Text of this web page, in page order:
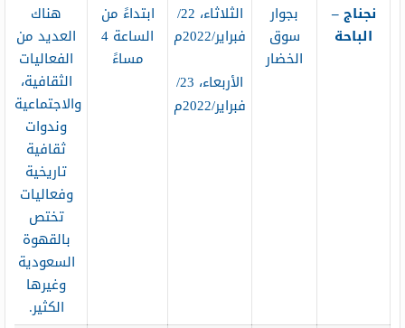
نجناج –
الباحة
بجوار
سوق
الخضار
الثلاثاء، 22/
فبراير/2022م
الأربعاء، 23/
فبراير/2022م
ابتداءً من
الساعة 4
مساءً
هناك
العديد من
الفعاليات
الثقافية،
والاجتماعية،
وندوات
ثقافية
تاريخية
وفعاليات
تختص
بالقهوة
السعودية
وغيرها
الكثير.